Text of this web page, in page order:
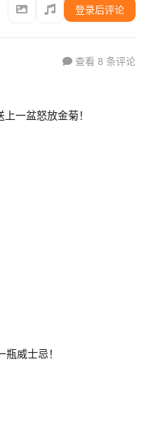
登录后评论
查看 8 条评论
一盆怒放金菊！
威士忌！